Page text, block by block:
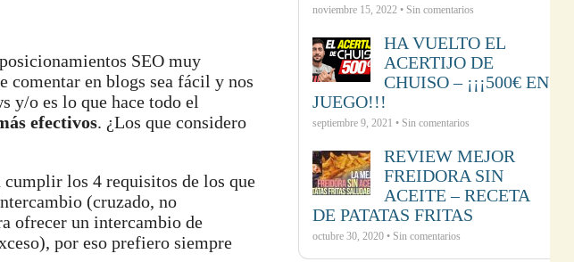
SEO muy
comentar en blogs sea fácil y nos
y/o es lo que hace todo el
efectivos. ¿Los que considero
cumplir los 4 requisitos de los que
(cruzado, no
ofrecer un intercambio de
por eso prefiero siempre
noviembre 15, 2022 • Sin comentarios
HA VUELTO EL
ACERTIJO DE
CHUISO – ¡¡¡500€ EN
JUEGO!!!
septiembre 9, 2021 • Sin comentarios
REVIEW MEJOR
FREIDORA SIN
ACEITE – RECETA
DE PATATAS FRITAS
octubre 30, 2020 • Sin comentarios